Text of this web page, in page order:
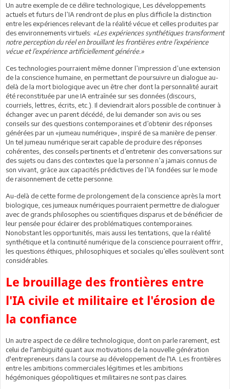
Un autre exemple de ce délire technologique, Les développements
actuels et futurs de l’IA rendront de plus en plus difficile la distinction
entre les expériences relevant de la réalité vécue et celles produites par
des environnements virtuels: «Les expériences synthétiques transforment
notre perception du réel en brouillant les frontières entre l’expérience
vécue et l’expérience artificiellement générée.»
Ces technologies pourraient même donner l’impression d’une extension
de la conscience humaine, en permettant de poursuivre un dialogue au-
delà de la mort biologique avec un être cher dont la personnalité aurait
été reconstituée par une IA entraînée sur ses données (discours,
courriels, lettres, écrits, etc.). Il deviendrait alors possible de continuer à
échanger avec un parent décédé, de lui demander son avis ou ses
conseils sur des questions contemporaines et d’obtenir des réponses
générées par un «jumeau numérique», inspiré de sa manière de penser.
Un tel jumeau numérique serait capable de produire des réponses
cohérentes, des conseils pertinents et d’entretenir des conversations sur
des sujets ou dans des contextes que la personne n’a jamais connus de
son vivant, grâce aux capacités prédictives de l’IA fondées sur le mode
de raisonnement de cette personne.
Au-delà de cette forme de prolongement de la conscience après la mort
biologique, ces jumeaux numériques pourraient permettre de dialoguer
avec de grands philosophes ou scientifiques disparus et de bénéficier de
leur pensée pour éclairer des problématiques contemporaines.
Nonobstant les opportunités, mais aussi les tentations, que la réalité
synthétique et la continuité numérique de la conscience pourraient offrir,
les questions éthiques, philosophiques et sociales qu’elles soulèvent sont
considérables.
Le brouillage des frontières entre
l'IA civile et militaire et l'érosion de
la confiance
Un autre aspect de ce délire technologique, dont on parle rarement, est
celui de l'ambiguïté quant aux motivations de la nouvelle génération
d'entrepreneurs dans la course au développement de l'IA. Les frontières
entre les ambitions commerciales légitimes et les ambitions
hégémoniques géopolitiques et militaires ne sont pas claires.